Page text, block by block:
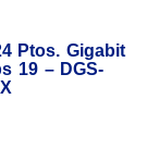
Ptos. Gigabit
19 – DGS-